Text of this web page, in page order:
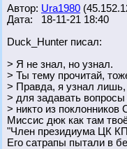
Автор: Ura1980
Дата: 18-11-21 18:40
Duck_Hunter писал:
> Я не знал, но узнал.
> Ты тему прочитай,
> Правда, я узнал лишь,
> для задавать вопросы
> никто из
Миссис дюк как там
"Член президиума ЦК
Его сатрапы пытали в